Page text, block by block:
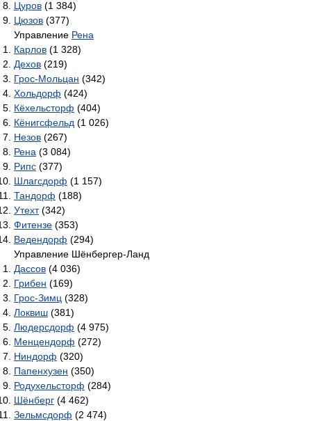
Цуров (1 384)
Цюзов (377)
Управление Рена
Карлов (1 328)
Дехов (219)
Грос-Мольцан (342)
Хольдорф (424)
Кёхельсторф (404)
Кёнигсфельд (1 026)
Незов (267)
Рена (3 084)
Рипс (377)
Шлагсдорф (1 157)
Тандорф (188)
Утехт(342)
Фитензе (353)
Ведендорф (294)
Управление Шёнбергер-Ланд
Дассов (4 036)
Грибен (169)
Грос-Зимц (328)
Локвиш (381)
Людерсдорф (4 975)
Менцендорф (272)
Ниндорф (320)
Папенхузен (350)
Родухельсторф (284)
Шёнберг (4 462)
Зельмсдорф (2 474)